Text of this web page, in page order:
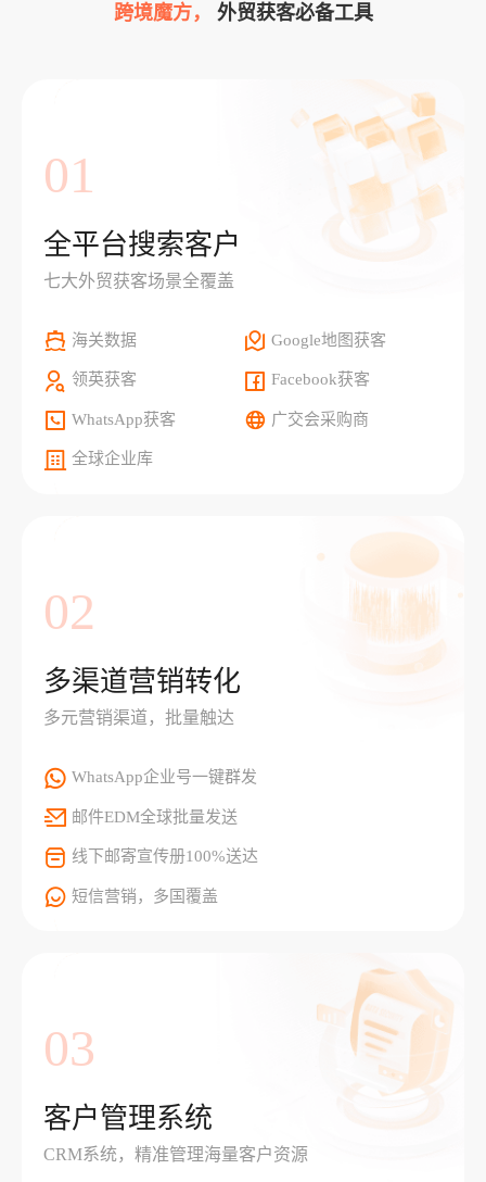
跨境魔方， 外贸获客必备工具
01
全平台搜索客户
七大外贸获客场景全覆盖
海关数据 Google地图获客
领英获客 Facebook获客
WhatsApp获客 广交会采购商
全球企业库
02
多渠道营销转化
多元营销渠道，批量触达
WhatsApp企业号一键群发
邮件EDM全球批量发送
线下邮寄宣传册100%送达
短信营销，多国覆盖
03
客户管理系统
CRM系统，精准管理海量客户资源